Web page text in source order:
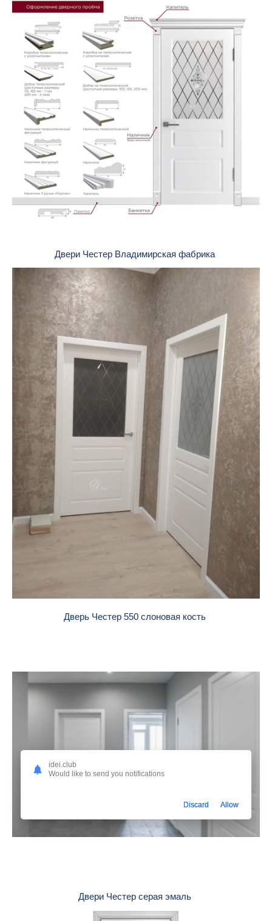
Двери Честер Владимирская фабрика
Дверь Честер 550 слоновая кость
Двери Честер серая эмаль
idei.club
Would like to send you notifications
Discard Allow